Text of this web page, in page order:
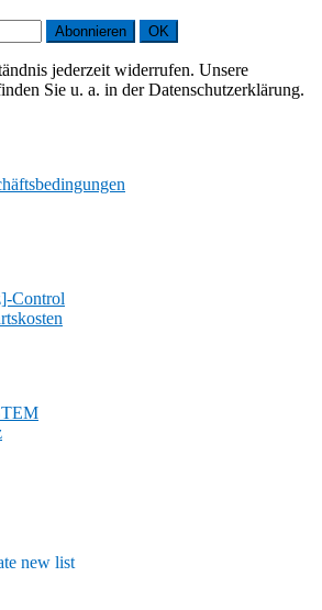
Abonnieren OK
jederzeit widerrufen. Unsere
Sie u. a. in der Datenschutzerklärung.
Control
new list